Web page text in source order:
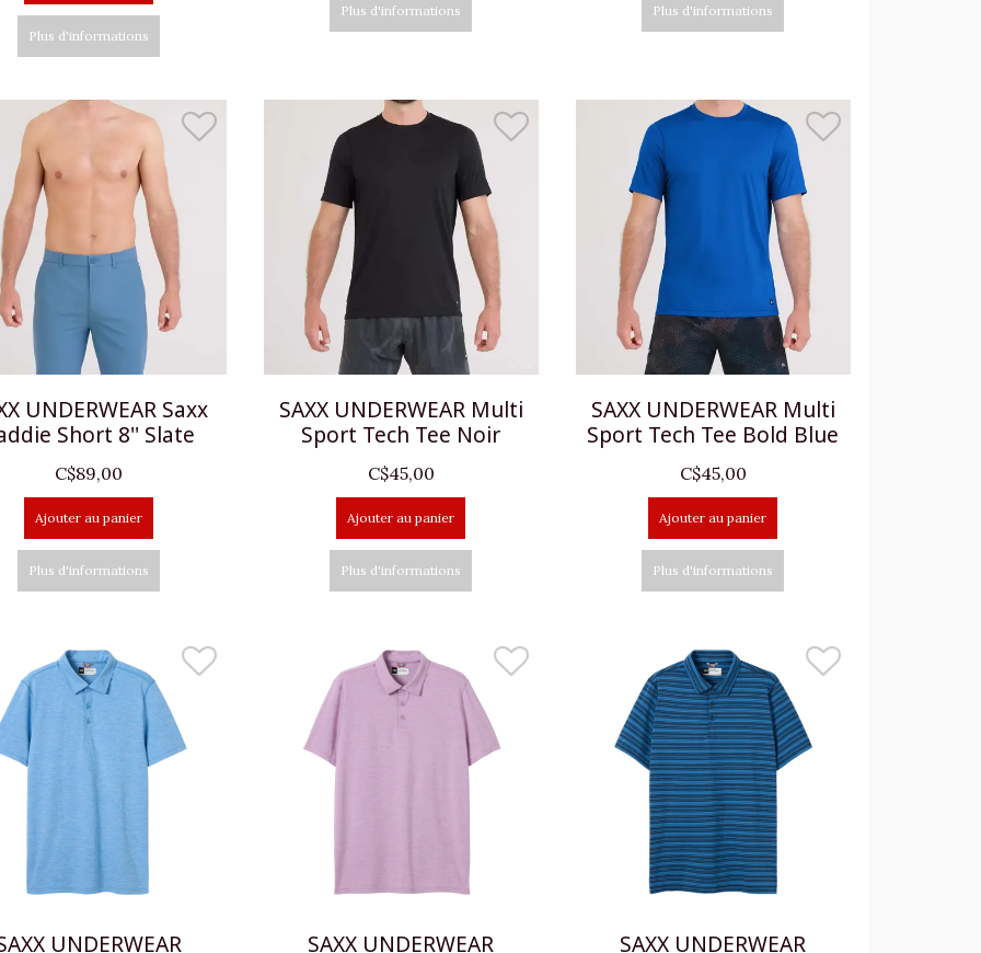
Plus d'informations
Plus d'informations Plus d'informations
UNDERWEAR Saxx
Short 8'' Slate
C$89,00
Ajouter au panier
Plus d'informations
SAXX UNDERWEAR Multi
Sport Tech Tee Noir
C$45,00
Ajouter au panier
Plus d'informations
SAXX UNDERWEAR Multi
Sport Tech Tee Bold Blue
C$45,00
Ajouter au panier
Plus d'informations
UNDERWEAR
SAXX UNDERWEAR
SAXX UNDERWEAR